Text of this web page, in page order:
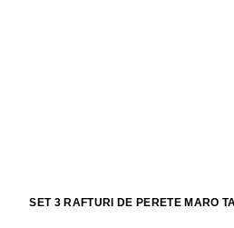
SET 3 RAFTURI DE PERETE MARO